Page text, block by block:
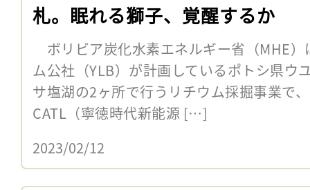
札。眠れる獅子、覚醒するか
ボリビア炭化水素エネルギー省（MHE
ム公社（YLB）が計画しているポトシ県ウ
サ塩湖の2ヶ所で行うリチウム採掘事業で
CATL（寧徳時代新能源 […]
2023/02/12